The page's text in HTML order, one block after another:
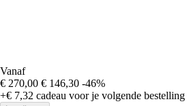
Vanaf
€ 270,00 € 146,30 -46%
+€ 7,32 cadeau voor je volgende bestelling